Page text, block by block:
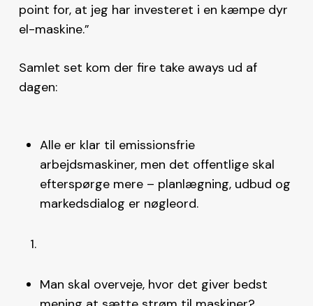
point for, at jeg har investeret i en kæmpe dyr
el-maskine.”
Samlet set kom der fire take aways ud af
dagen:
Alle er klar til emissionsfrie
arbejdsmaskiner, men det offentlige skal
efterspørge mere – planlægning, udbud og
markedsdialog er nøgleord.
Man skal overveje, hvor det giver bedst